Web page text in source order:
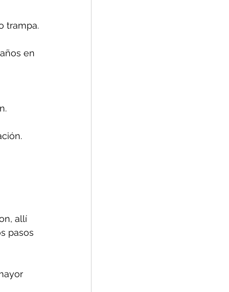
trampa.
en
allí
pasos